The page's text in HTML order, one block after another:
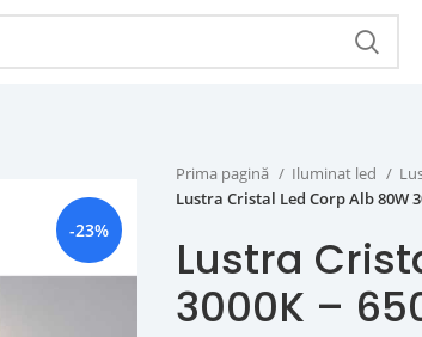
-23%
Prima pagină Iluminat led
Lustra Cristal Led Corp Alb 80W
Lustra
3000K –